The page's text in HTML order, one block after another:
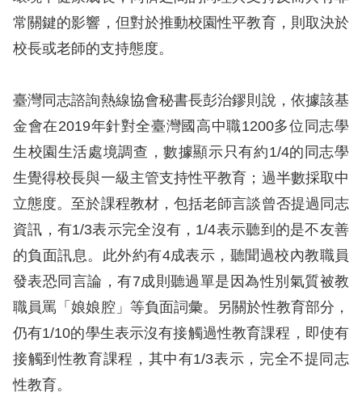
快
捷
選
擇
語
兒少版
回
首
頁
常關鍵的影響，但對於推動校園性平教育，則取決於
校長或老師的支持態度。
臺灣同志諮詢熱線協會秘書長彭治鏐則說，依據該基
金會在2019年針對全臺灣國高中職1200多位同志學
生校園生活處境調查，數據顯示只有約1/4的同志學
生覺得校長與一級主管支持性平教育；過半數採取中
立態度。至於課程教材，包括老師言談曾否提過同志
資訊，有1/3表示完全沒有，1/4表示聽到的是不友善
的負面訊息。此外約有4成表示，聽聞過校內教職員
發表恐同言論，有7成則聽過單是因為性別氣質被教
職員罵「娘娘腔」等負面詞彙。另關於性教育部分，
仍有1/10的學生表示沒有接觸過性教育課程，即使有
接觸到性教育課程，其中有1/3表示，完全不提同志
性教育。